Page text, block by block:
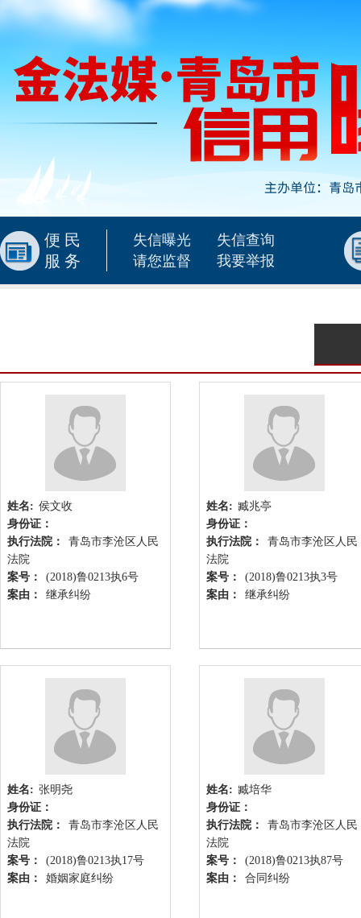
便民
服务
失信曝光
失信查询
请您监督
我要举报
姓名: 侯文收
身份证：
执行法院：
青岛市李沧区人民
法院
案号：
(2018)鲁0213执6号
案由：
继承纠纷
姓名: 臧兆亭
身份证：
执行法院：
青岛市李沧区人民
法院
案号：
(2018)鲁0213执3号
案由：
继承纠纷
姓名: 张明尧
身份证：
执行法院：
青岛市李沧区人民
法院
案号：
(2018)鲁0213执17号
案由：
婚姻家庭纠纷
姓名: 臧培华
身份证：
执行法院：
青岛市李沧区人民
法院
案号：
(2018)鲁0213执87号
案由：
合同纠纷